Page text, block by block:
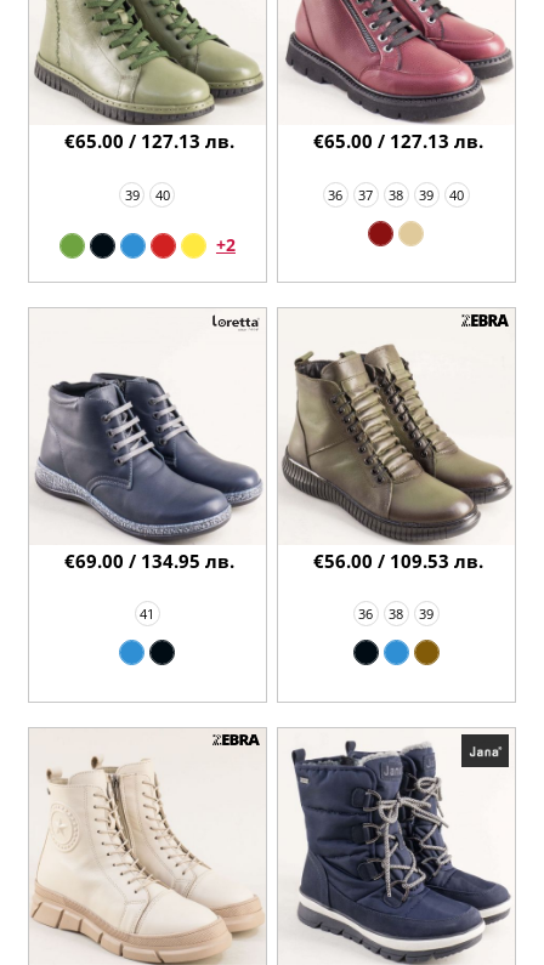
39 40
+2
€65.00 / 127.13 лв.
36 37 38 39 40
€65.00 / 127.13 лв.
41
€69.00 / 134.95 лв.
36 38 39
€56.00 / 109.53 лв.